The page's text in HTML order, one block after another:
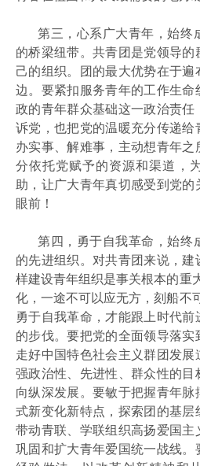
第三，心系广大青年，始终
的桥梁纽带。共青团是党领导的
己的组织。团的最大优势在于
边。要紧扣服务青年的工作生命
政的青年群众基础这一政治责
诉党，也把党的温暖充分传递
办实事、解难事，主动想青年
分依托党赋予的资源和渠道，
助，让广大青年真切感受到党
眼前！
第四，勇于自我革命，始终
的先进组织。对共青团来说，
样建设青年组织是事关根本的重
化，一途不可以应无方，刻船不
勇于自我革命，才能跟上时代
的步伐。要把党的全面领导落实
走好中国特色社会主义群团发
强政治性、先进性、群众性的
向纵深发展。要敏于把握青年
式新变化新特点，探索团的基层
带动青联、学联组织高扬爱国
巩固和扩大青年爱国统一战线。